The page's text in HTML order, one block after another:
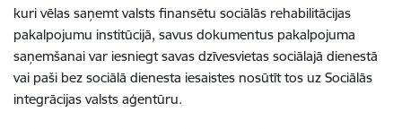
kuri vēlas saņemt valsts finansētu sociālās rehabilitācijas
pakalpojumu institūcijā, savus dokumentus pakalpojuma
saņemšanai var iesniegt savas dzīvesvietas sociālajā dienestā
vai paši bez sociālā dienesta iesaistes nosūtīt tos uz Sociālās
integrācijas valsts aģentūru.